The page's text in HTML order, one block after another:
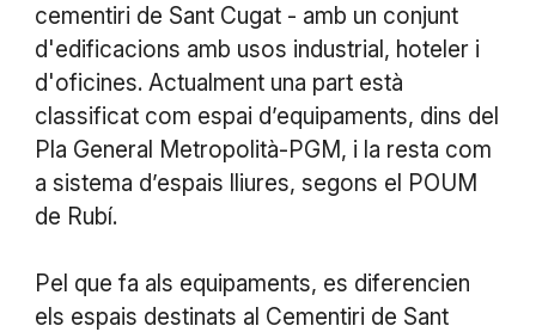
cementiri de Sant Cugat - amb un conjunt
d'edificacions amb usos industrial, hoteler i
d'oficines. Actualment una part està
classificat com espai d’equipaments, dins del
Pla General Metropolità-PGM, i la resta com
a sistema d’espais lliures, segons el POUM
de Rubí.
Pel que fa als equipaments, es diferencien
els espais destinats al Cementiri de Sant